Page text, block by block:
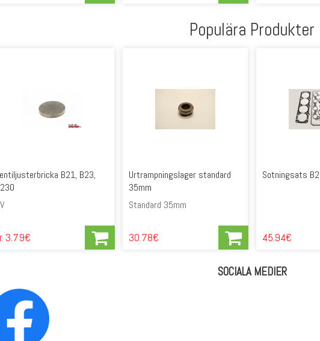
Populära Produkter
B21, B23,
3.79€
Urtrampningslager standard
35mm
Standard 35mm
30.78€
Sotningsats
45.94€
SOCIALA MEDIER